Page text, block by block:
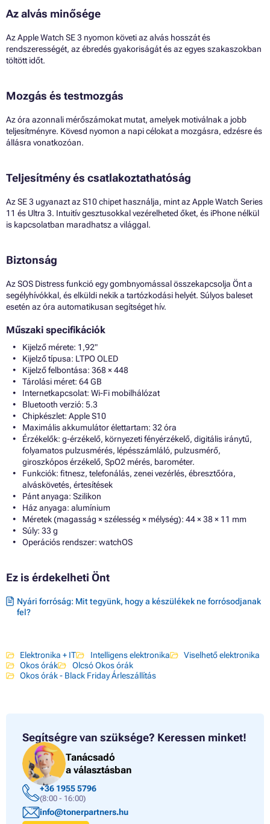
Az alvás minősége
Az Apple Watch SE 3 nyomon követi az alvás hosszát és
rendszerességét, az ébredés gyakoriságát és az egyes szakaszokban
töltött időt.
Mozgás és testmozgás
Az óra azonnali mérőszámokat mutat, amelyek motiválnak a jobb
teljesítményre. Kövesd nyomon a napi célokat a mozgásra, edzésre és
állásra vonatkozóan.
Teljesítmény és csatlakoztathatóság
Az SE 3 ugyanazt az S10 chipet használja, mint az Apple Watch Series
11 és Ultra 3. Intuitív gesztusokkal vezérelheted őket, és iPhone nélkül
is kapcsolatban maradhatsz a világgal.
Biztonság
Az SOS Distress funkció egy gombnyomással összekapcsolja Önt a
segélyhívókkal, és elküldi nekik a tartózkodási helyét. Súlyos baleset
esetén az óra automatikusan segítséget hív.
Műszaki specifikációk
Kijelző mérete: 1,92"
Kijelző típusa: LTPO OLED
Kijelző felbontása: 368 × 448
Tárolási méret: 64 GB
Internetkapcsolat: Wi-Fi mobilhálózat
Bluetooth verzió: 5.3
Chipkészlet: Apple S10
Maximális akkumulátor élettartam: 32 óra
Érzékelők: g-érzékelő, környezeti fényérzékelő, digitális iránytű,
folyamatos pulzusmérés, lépésszámláló, pulzusmérő,
giroszkópos érzékelő, SpO2 mérés, barométer.
Funkciók: fitnesz, telefonálás, zenei vezérlés, ébresztőóra,
alváskövetés, értesítések
Pánt anyaga: Szilikon
Ház anyaga: alumínium
Méretek (magasság × szélesség × mélység): 44 × 38 × 11 mm
Súly: 33 g
Operációs rendszer: watchOS
Ez is érdekelheti Önt
Nyári forróság: Mit tegyünk, hogy a készülékek ne forrósodjanak
fel?
Elektronika + IT Intelligens elektronika
Viselhető elektronika
Okos órák
Olcsó Okos órák
Okos órák - Black Friday Árleszállítás
Segítségre van szüksége? Keressen minket!
Tanácsadó
a választásban
+36 1955 5796
(8:00 - 16:00)
info@tonerpartners.hu